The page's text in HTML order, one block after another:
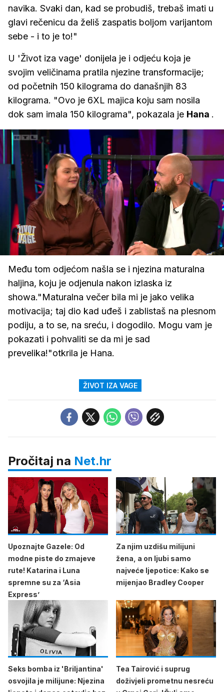
navika. Svaki dan, kad se probudiš, trebaš imati u
glavi rečenicu da želiš zaspatis boljom varijantom
sebe - i to je to!"
U 'Život iza vage' donijela je i odjeću koja je
svojim veličinama pratila njezine transformacije;
od početnih 150 kilograma do današnjih 83
kilograma. "Ovo je 6XL majica koju sam nosila
dok sam imala 150 kilograma", pokazala je Hana .
Upali
zvuk
/
Loaded
61.15%
Među tom odjećom našla se i njezina maturalna
haljina, koju je odjenula nakon izlaska iz
showa."Maturalna večer bila mi je jako velika
motivacija; taj dio kad uđeš i zablistaš na plesnom
podiju, a to se, na sreću, i dogodilo. Mogu vam je
pokazati i pohvaliti se da mi je sad
prevelika!"otkrila je Hana.
ŽIVOT IZA VAGE
Pročitaj na Net.hr
Upoznajte Gazele: Od
modne piste do zmajeve
rute! Katarina i Luna
spremne su za ‘Asia
Express’
Za njim uzdišu milijuni
žena, a on ljubi samo
najveće ljepotice: Kako se
mijenjao Bradley Cooper
Seks bomba iz 'Briljantina'
osvojila je milijune: Njezina
Tea Tairović i suprug
doživjeli prometnu nesreću